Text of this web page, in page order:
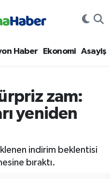
Haber Ekonomi Asayiş
zam:
yeniden
indirim beklentisi
bıraktı.
Eczaneler
Yoğunluk Haritası
ve Fikstür